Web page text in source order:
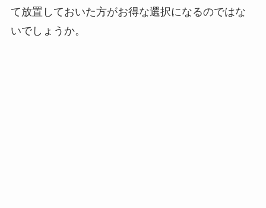
て放置しておいた方がお得な選択になるのではな
いでしょうか。